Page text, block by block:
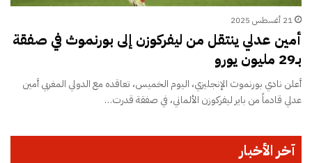
21 أغسطس 2025
أمين عدلي ينتقل من ليفركوزن إلى بورنموث في صفقة
بـ29 مليون يورو
أعلن نادي بورنموث الإنجليزي، اليوم الخميس، تعاقده مع الدولي المغربي أمين
عدلي قادماً من باير ليفركوزن الألماني، في صفقة قدرت…
آخر الأخبار